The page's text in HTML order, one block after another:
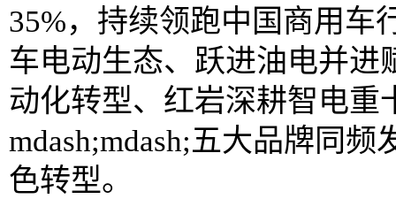
35%，持续领跑中国商用车
车电动生态、跃进油电并
动化转型、红岩深耕智电重
mdash;mdash;五大品牌同
色转型。